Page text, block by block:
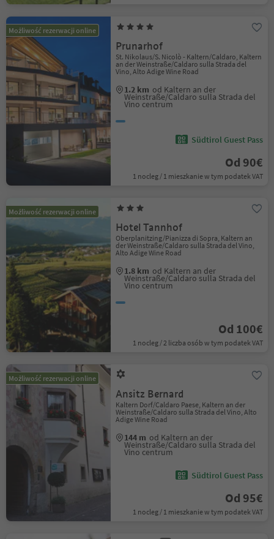
Możliwość rezerwacji online
Prunarhof
St. Nikolaus/S. Nicolò - Kaltern/Caldaro, Kaltern
an der Weinstraße/Caldaro sulla Strada del
Vino, Alto Adige Wine Road
1.2 km od Kaltern an der
Weinstraße/Caldaro sulla Strada del
Vino centrum
Südtirol Guest Pass
Od 90€
1 nocleg / 1 mieszkanie w tym podatek VAT
Możliwość rezerwacji online
Hotel Tannhof
Oberplanitzing/Pianizza di Sopra, Kaltern an
der Weinstraße/Caldaro sulla Strada del Vino,
Alto Adige Wine Road
1.8 km od Kaltern an der
Weinstraße/Caldaro sulla Strada del
Vino centrum
Od 100€
1 nocleg / 2 liczba osób w tym podatek VAT
Możliwość rezerwacji online
Ansitz Bernard
Kaltern Dorf/Caldaro Paese, Kaltern an der
Weinstraße/Caldaro sulla Strada del Vino, Alto
Adige Wine Road
144 m od Kaltern an der
Weinstraße/Caldaro sulla Strada del
Vino centrum
Südtirol Guest Pass
Od 95€
1 nocleg / 1 mieszkanie w tym podatek VAT